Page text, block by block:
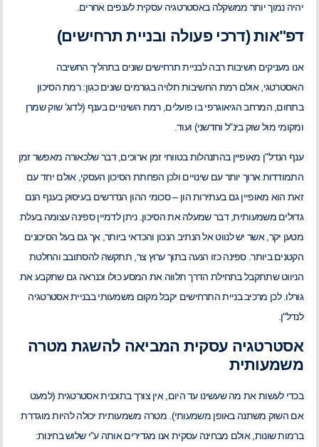
יהיה נמוך יותר ממשקלה באסטרטגיה עסקית לענפים אחרים.
דפ"אות (דרכי פעולה ובניית תרחישים)
אנו מעניקים חשיבות רבה לבניית תרחישים שונים בתהליך החשיבה
האסטרטגי, אולם רמת החשיבות תלויה בגורמים שונים כגון: רמת הסיכון
בתחום, המרחב הגיאוגרפי בו פועלים, רמת השינויים בענף (לדוג' שוק שמרן
ומקומי מול שוק בינ"ל וחדשני) ועוד.
ענף הנדל"ן מאופיין בהתנהלות בטווחי זמן ארוכים, דבר שלכאורה מאפשר זמן
התמודדות ארוך יותר עם שינויים ולכן הפחתת הסיכון העסקי, אולם יחד עם
זאת הוא מאופיין גם בעתירות הון – סכומי ההון הנדרשים בעיסוק בענף הנם
גדולים משמעותית, דבר שמעלה את הסיכון. ניתן לדמיין ספינה עצומה בעלת
מטען יקר, אשר יש לנווט אל הנתיב הנכון והכדאי ביותר, אך גם בעל הסיכונים
הקטנים ביותר. ספינה כזו הנעה בתוך ערוץ צר, תתקשה להסתובב והחלטת
הניווט שתתקבל בתחילת הדרך תלווה את המסע כולו וכנראה גם שתקבע את
גורלו. לכן מרכיב בניית התרחישים יקבל מקום משמעותי בבניית אסטרטגיה
לנדל"ן.
אסטרטגיה עסקית המביאה להשגת מטרה
משמעותית
בכדי לעשות את מה שעשינו עד היום, אין צורך בתוכנית אסטרטגית (למעט
אם השוק משתנה באופן משמעותי). מטרה משמעותית יכולה להיות מוגדרת
ברמות שונות, אולם מבחינה עסקית אנו מגדירים אותה ע"י שלוש בחינות: